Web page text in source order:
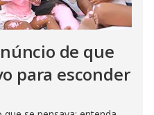
de que
para esconder